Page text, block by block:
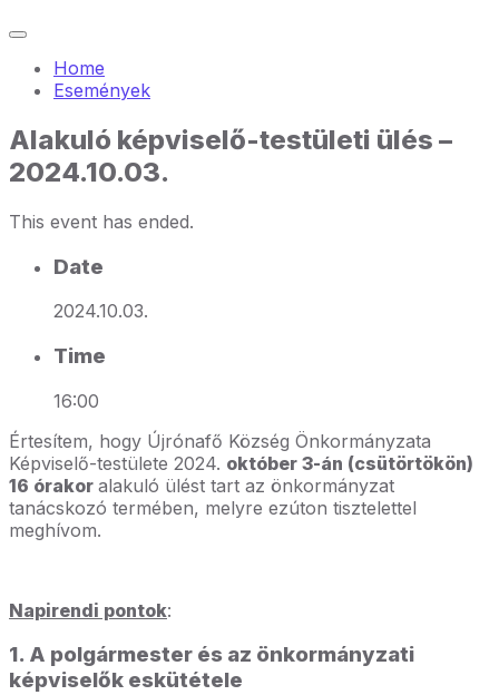
Home
Események
Alakuló képviselő-testületi ülés –
2024.10.03.
This event has ended.
Date
2024.10.03.
Time
16:00
Értesítem, hogy Újrónafő Község Önkormányzata
Képviselő-testülete 2024. október 3-án (csütörtökön)
16 órakor alakuló ülést tart az önkormányzat
tanácskozó termében, melyre ezúton tisztelettel
meghívom.
Napirendi pontok:
1. A polgármester és az önkormányzati
képviselők eskütétele